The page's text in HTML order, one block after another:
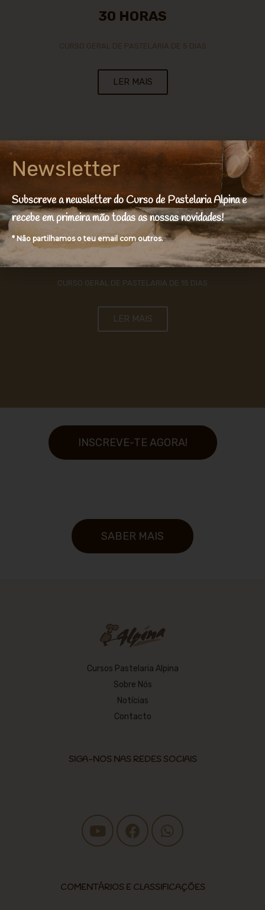
30 HORAS
CURSO GERAL DE PASTELARIA DE 5 DIAS
LER MAIS
90 HORAS
CURSO GERAL DE PASTELARIA DE 15 DIAS
LER MAIS
INSCREVE-TE AGORA!
SABER MAIS
Cursos Pastelaria Alpina
Sobre Nós
Notícias
Contacto
SIGA-NOS NAS REDES SOCIAIS
COMENTÁRIOS E CLASSIFICAÇÕES
Newsletter
Subscreve a newsletter do Curso de Pastelaria Alpina e
recebe em primeira mão todas as nossas novidades!
* Não partilhamos o teu email com outros.